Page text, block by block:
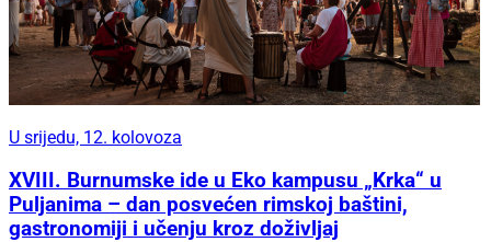
U srijedu, 12. kolovoza
XVIII. Burnumske ide u Eko kampusu „Krka“ u
Puljanima – dan posvećen rimskoj baštini,
gastronomiji i učenju kroz doživljaj